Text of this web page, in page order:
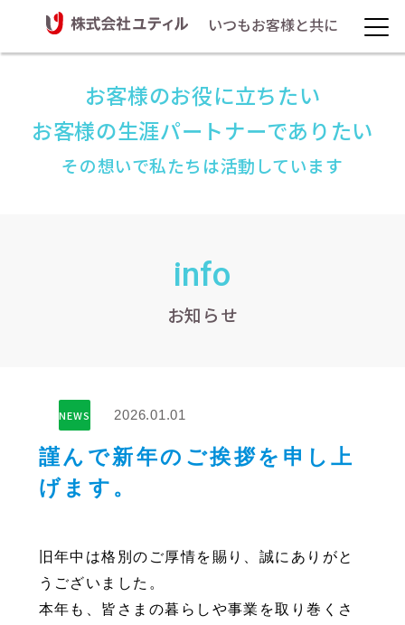
いつもお客様と共に
お客様のお役に立ちたい
お客様の生涯パートナーでありたい
その想いで私たちは活動しています
info
お知らせ
NEWS 2026.01.01
謹んで新年のご挨拶を申し上
げます。
旧年中は格別のご厚情を賜り、誠にありがと
うございました。
本年も、皆さまの暮らしや事業を取り巻くさ